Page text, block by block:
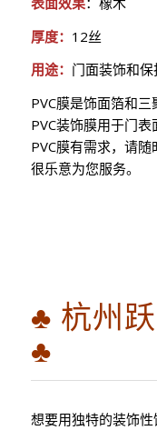
厚度： 12丝
用途： 门面装饰和保
PVC膜是饰面箔和
PVC装饰膜用于门
PVC膜有需求，请
很乐意为您服务。
♣ 杭州
♣
想要用独特的装饰